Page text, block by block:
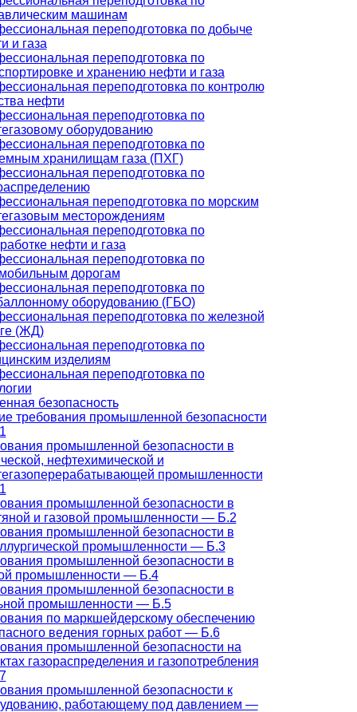
машинам
переподготовка по добыче
и газа
переподготовка по
и хранению нефти и газа
переподготовка по контролю
нефти
переподготовка по
оборудованию
переподготовка по
хранилищам газа (ПХГ)
переподготовка по
переподготовка по морским
месторождениям
переподготовка по
нефти и газа
переподготовка по
дорогам
переподготовка по
оборудованию (ГБО)
переподготовка по железной
(ЖД)
переподготовка по
изделиям
переподготовка по
безопасность
требования промышленной безопасности
промышленной безопасности в
нефтехимической и
промышленности
промышленной безопасности в
и газовой промышленности — Б.2
промышленной безопасности в
промышленности — Б.3
промышленной безопасности в
промышленности — Б.4
промышленной безопасности в
промышленности — Б.5
по маркшейдерскому обеспечению
ведения горных работ — Б.6
промышленной безопасности на
газораспределения и газопотребления
промышленной безопасности к
работающему под давлением —